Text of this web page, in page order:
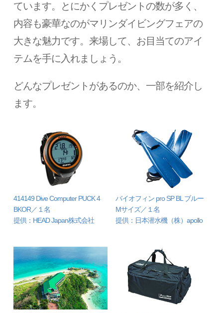
ています。とにかくプレゼントの数が多く、
内容も豪華なのがマリンダイビングフェアの
大きな魅力です。来場して、お目当てのアイ
テムを手に入れましょう。
どんなプレゼントがあるのか、一部を紹介し
ます。
414149 Dive Computer PUCK 4
BKOR／１名
提供：HEAD Japan株式会社
バイオフィン pro SP BL ブルー
Mサイズ／１名
提供：日本潜水機（株）apollo